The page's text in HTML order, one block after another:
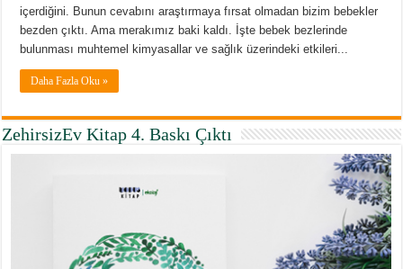
içerdiğini. Bunun cevabını araştırmaya fırsat olmadan bizim bebekler
bezden çıktı. Ama merakımız baki kaldı. İşte bebek bezlerinde
bulunması muhtemel kimyasallar ve sağlık üzerindeki etkileri...
Daha Fazla Oku »
ZehirsizEv Kitap 4. Baskı Çıktı